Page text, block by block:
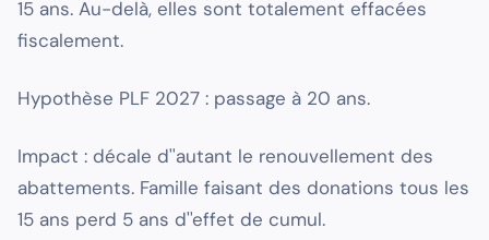
15 ans. Au-delà, elles sont totalement effacées
fiscalement.
Hypothèse PLF 2027 : passage à 20 ans.
Impact : décale d''autant le renouvellement des
abattements. Famille faisant des donations tous les
15 ans perd 5 ans d''effet de cumul.